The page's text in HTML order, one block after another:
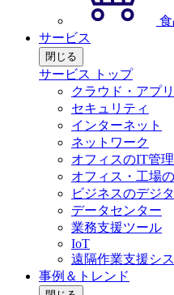
サービス
閉じる
サービス トップ
クラウド・アプリ
セキュリティ
インターネット
ネットワーク
オフィスのIT管理
オフィス・工場
ビジネスのデジ
データセンター
業務支援ツール
IoT
遠隔作業支援シ
事例＆トレンド